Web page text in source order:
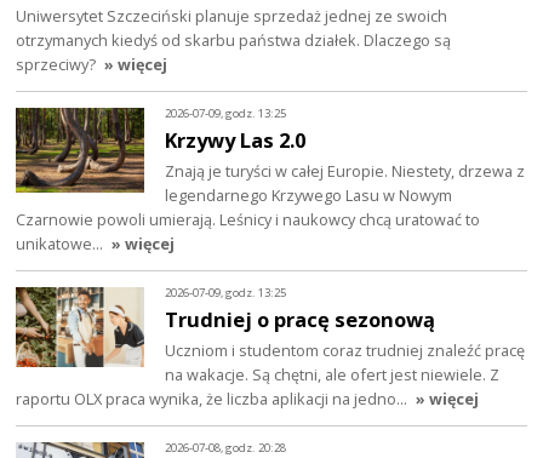
Uniwersytet Szczeciński planuje sprzedaż jednej ze swoich
otrzymanych kiedyś od skarbu państwa działek. Dlaczego są
sprzeciwy? » więcej
2026-07-09, godz. 13:25
Krzywy Las 2.0
Znają je turyści w całej Europie. Niestety, drzewa z
legendarnego Krzywego Lasu w Nowym
Czarnowie powoli umierają. Leśnicy i naukowcy chcą uratować to
unikatowe… » więcej
2026-07-09, godz. 13:25
Trudniej o pracę sezonową
Uczniom i studentom coraz trudniej znaleźć pracę
na wakacje. Są chętni, ale ofert jest niewiele. Z
raportu OLX praca wynika, że liczba aplikacji na jedno… » więcej
2026-07-08, godz. 20:28